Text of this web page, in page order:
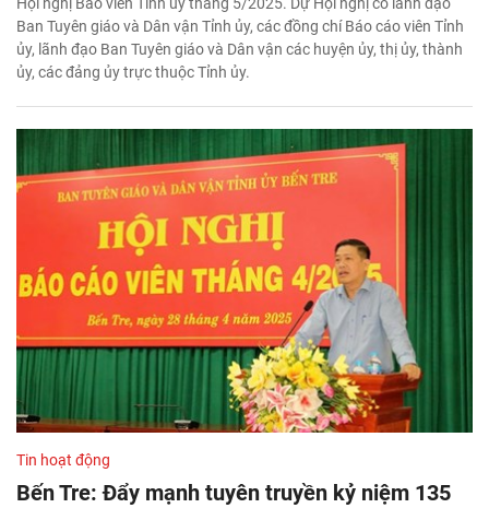
Ban Tuyên giáo và Dân vận Tỉnh ủy, các đồng chí Báo cáo viên Tỉnh
ủy, lãnh đạo Ban Tuyên giáo và Dân vận các huyện ủy, thị ủy, thành
ủy, các đảng ủy trực thuộc Tỉnh ủy.
Tin hoạt động
Bến Tre: Đẩy mạnh tuyên truyền kỷ niệm 135